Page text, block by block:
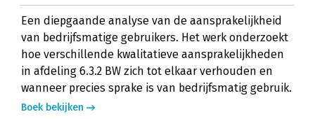
Een diepgaande analyse van de aansprakelijkheid
van bedrijfsmatige gebruikers. Het werk onderzoekt
hoe verschillende kwalitatieve aansprakelijkheden
in afdeling 6.3.2 BW zich tot elkaar verhouden en
wanneer precies sprake is van bedrijfsmatig gebruik.
Boek bekijken